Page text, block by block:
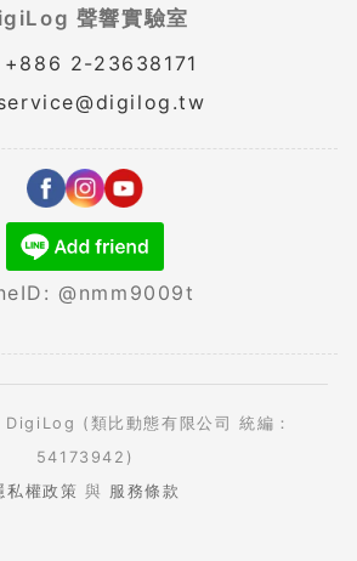
聲響實驗室
+886 2-23638171
@nmm9009t
(類比動態有限公司 統編：
54173942)
私權政策 與 服務條款